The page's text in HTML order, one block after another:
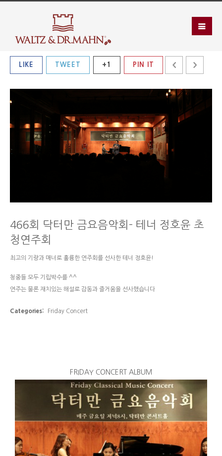
LIKE TWEET +1 PIN IT
466회 닥터만 금요음악회- 테너 정호윤 초
청연주회
최고의 기량과 매너로 훌륭한 연주회를 선사한 테너 정호윤!
청중들 모두 기립박수를 ^^
연주는 물론 재치있는 해설로 감동과 즐거움을 선사했습니다
Categories: Friday Concert
FRIDAY CONCERT ALBUM